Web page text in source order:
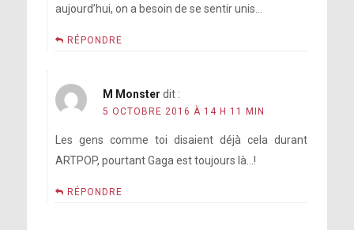
aujourd’hui, on a besoin de se sentir unis…
RÉPONDRE
M Monster dit :
5 OCTOBRE 2016 À 14 H 11 MIN
Les gens comme toi disaient déjà cela durant
ARTPOP, pourtant Gaga est toujours là…!
RÉPONDRE